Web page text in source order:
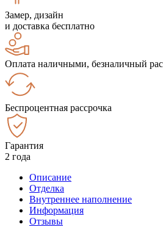
Замер, дизайн
и доставка бесплатно
Оплата наличными, безналичный
Беспроцентная рассрочка
Гарантия
2 года
Описание
Отделка
Внутреннее наполнение
Информация
Отзывы